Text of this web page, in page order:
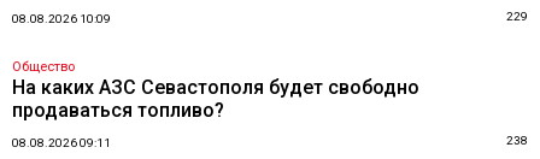
08.08.2026 10:09 229
Общество
На каких АЗС Севастополя будет свободно
продаваться топливо?
08.08.2026 09:11 238